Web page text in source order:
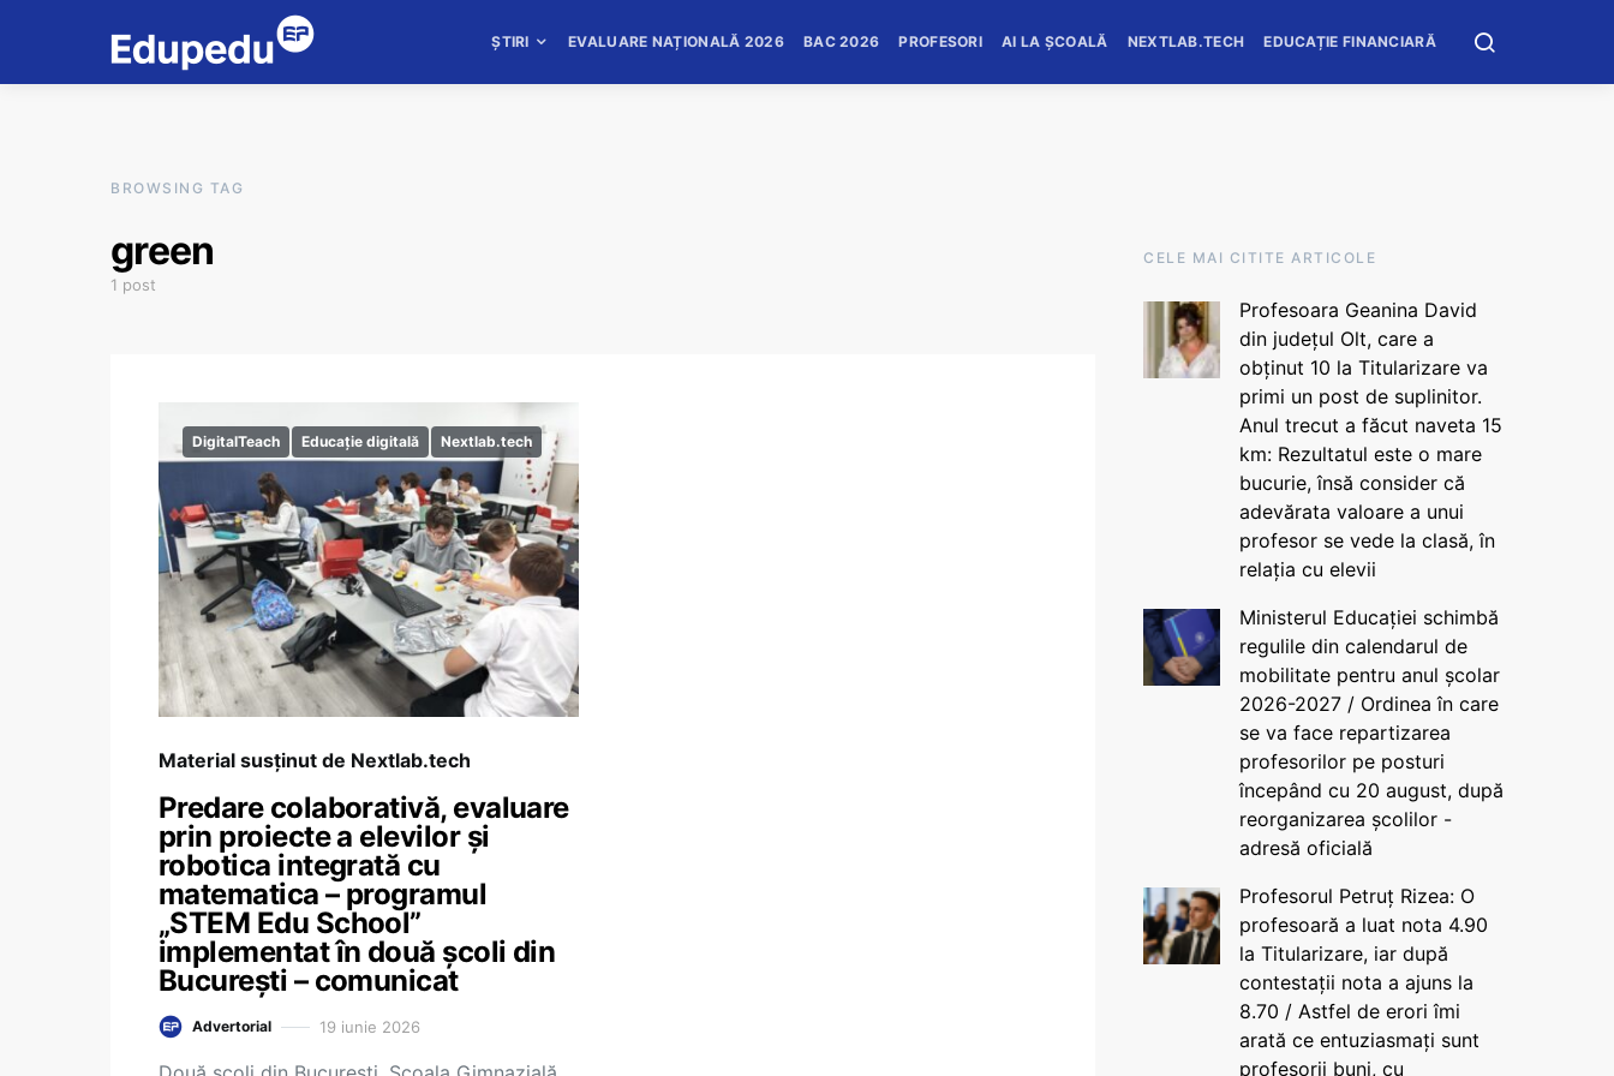
ȘTIRI EVALUARE NAȚIONALĂ 2026 BAC 2026 PROFESORI AI LA ȘCOALĂ NEXTLAB.TECH EDUCAȚIE FINANCIARĂ
BROWSING TAG
green
1 post
DigitalTeach Educație digitală Nextlab.tech
Material susținut de Nextlab.tech
Predare colaborativă, evaluare
prin proiecte a elevilor și
robotica integrată cu
matematica – programul
„STEM Edu School”
implementat în două școli din
București – comunicat
Advertorial 19 iunie 2026
CELE MAI CITITE ARTICOLE
Profesoara Geanina David
din județul Olt, care a
obținut 10 la Titularizare va
primi un post de suplinitor.
Anul trecut a făcut naveta 15
km: Rezultatul este o mare
bucurie, însă consider că
adevărata valoare a unui
profesor se vede la clasă, în
relația cu elevii
Ministerul Educației schimbă
regulile din calendarul de
mobilitate pentru anul școlar
2026-2027 / Ordinea în care
se va face repartizarea
profesorilor pe posturi
începând cu 20 august, după
reorganizarea școlilor -
adresă oficială
Profesorul Petruț Rizea: O
profesoară a luat nota 4.90
la Titularizare, iar după
contestații nota a ajuns la
8.70 / Astfel de erori îmi
arată ce entuziasmați sunt
profesorii buni, cu